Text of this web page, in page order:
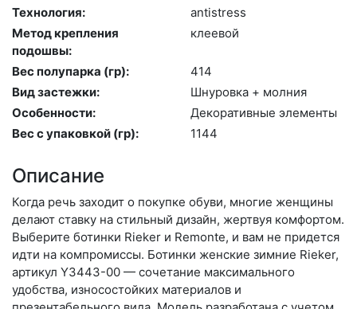
Технология:
an­tist­ress
Метод крепления
подошвы:
кле­евой
Вес полупарка (гр):
414
Вид застежки:
Шну­ров­ка + мол­ния
Особенности:
Де­кора­тив­ные эле­мен­ты
Вес с упаковкой (гр):
1144
Описание
Когда речь заходит о покупке обуви, многие женщины
делают ставку на стильный дизайн, жертвуя комфортом.
Выберите бо­тин­ки Rieker и Remonte, и вам не придется
идти на компромиссы. Ботинки женские зимние Rieker,
артикул Y3443-00 — сочетание максимального
удобства, износостойких материалов и